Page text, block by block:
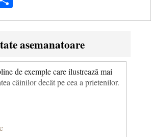
asemanatoare
de exemple care ilustrează mai
câinilor decât pe cea a prietenilor.